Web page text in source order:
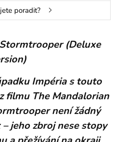
poradit?
(Deluxe
Impéria s touto
filmu The Mandalorian
není žádný
jeho zbroj nese stopy